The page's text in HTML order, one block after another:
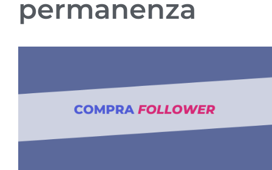
permanenza